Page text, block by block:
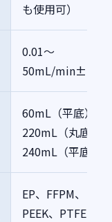
も使用可）
0.01～
50mL/min±2％
60mL（平底）
220mL（丸底）
240mL（平底）
EP、FFPM、
PEEK、PTFE、金